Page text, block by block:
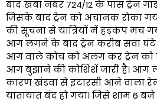
बाद खंबा नंबर 724/12 के पास ट्रेन
जिसके बाद ट्रेन को अचानक रोका
की सूचना से यात्रियों में हड़कंप मच
आग लगने के बाद ट्रेन करीब सवा घंटे
आग वाले कोच को अलग कर ट्रेन को
आग बुझाने की कोशिशें जारी है।
कारण खंडवा से इटारसी आने वाला
यातायात बंद हो गया। जिसे शाम 6